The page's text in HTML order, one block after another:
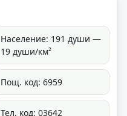
Население: 191 души —
19 души/км²
Пощ. код: 6959
Тел. код: 03642